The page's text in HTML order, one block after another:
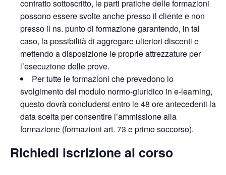
contratto sottoscritto, le parti pratiche delle formazioni
possono essere svolte anche presso il cliente e non
presso il ns. punto di formazione garantendo, in tal
caso, la possibilità di aggregare ulteriori discenti e
mettendo a disposizione le proprie attrezzature per
l’esecuzione delle prove.
Per tutte le formazioni che prevedono lo
svolgimento del modulo normo-giuridico in e-learning,
questo dovrà concludersi entro le 48 ore antecedenti la
data scelta per consentire l’ammissione alla
formazione (formazioni art. 73 e primo soccorso).
Richiedi iscrizione al corso